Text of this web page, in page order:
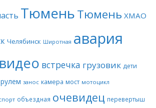
ТюменьТюмень ХМАО
Челябинск Широтная авария
видео встречка грузовик дети
занос камера мост мотоцикл
объездная очевидец перевертыш